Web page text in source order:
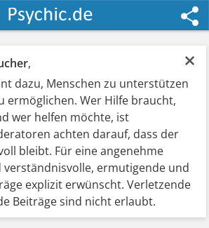
×
,
dazu, Menschen zu unterstützen
ermöglichen. Wer Hilfe braucht,
wer helfen möchte, ist
achten darauf, dass der
bleibt. Für eine angenehme
ermutigende und
explizit erwünscht. Verletzende
Beiträge sind nicht erlaubt.